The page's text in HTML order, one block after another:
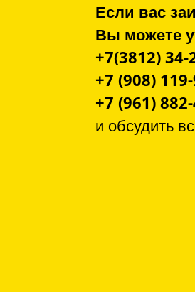
Если вас
Вы можете
+7(3812) 34-
+7 (908)
+7 (961)
и обсудить